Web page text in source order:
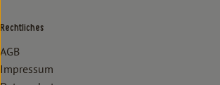
Rechtliches
AGB
Impressum